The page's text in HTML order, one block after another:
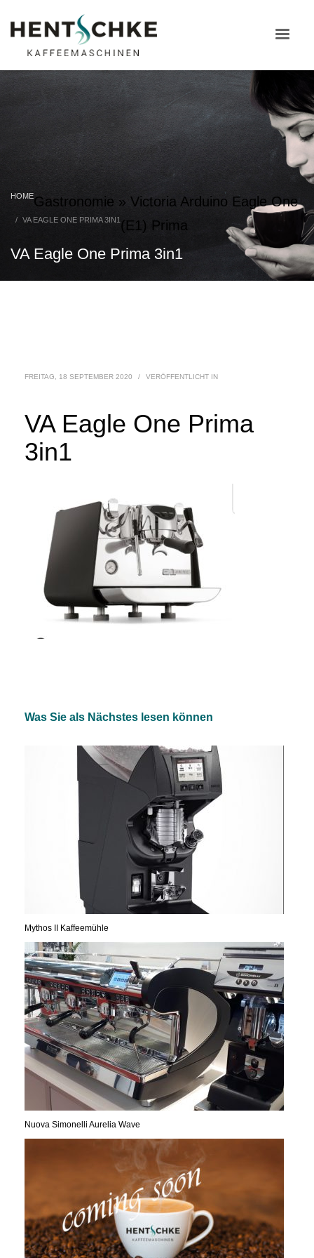
HOMEGastronomie » Victoria Arduino Eagle One
(E1) Prima
VA EAGLE ONE PRIMA 3IN1
VA Eagle One Prima 3in1
FREITAG, 18 SEPTEMBER 2020 / VERÖFFENTLICHT IN
VA Eagle One Prima
3in1
Was Sie als Nächstes lesen können
Mythos II Kaffeemühle
Nuova Simonelli Aurelia Wave